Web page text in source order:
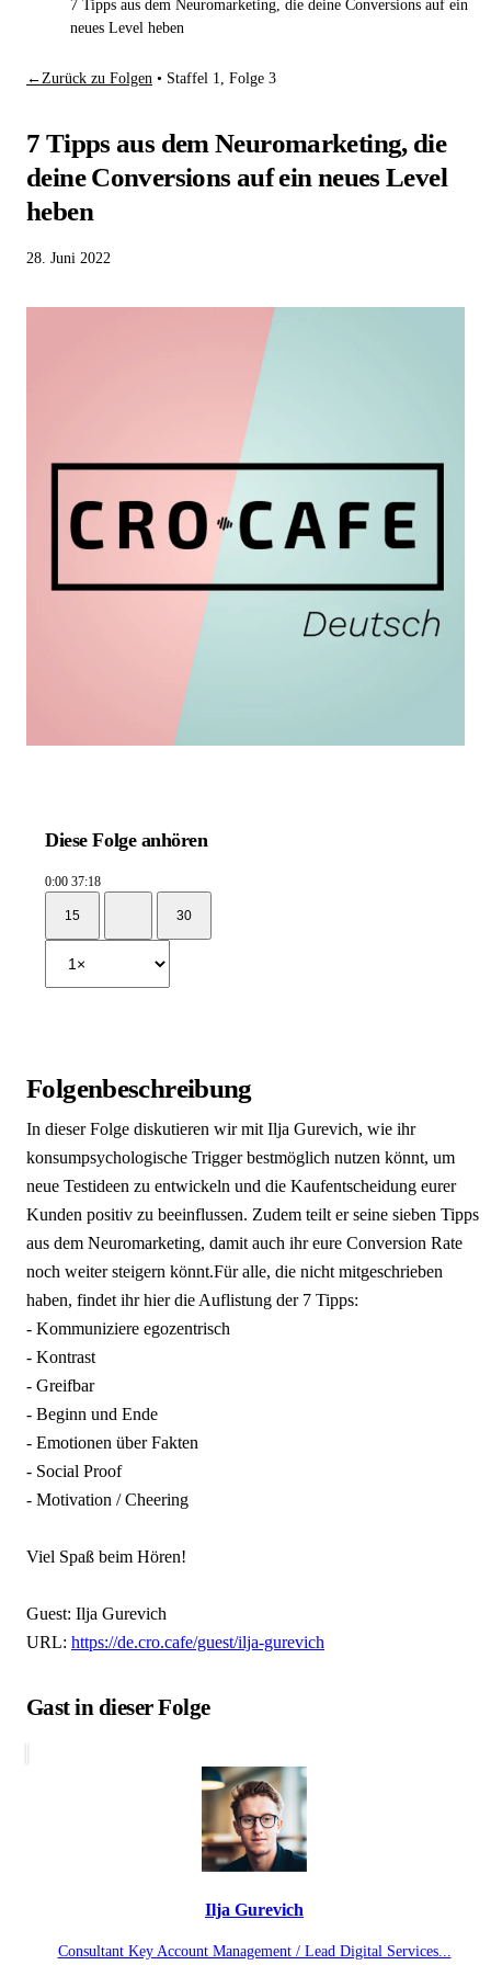
7 Tipps aus dem Neuromarketing, die deine Conversions auf ein
neues Level heben
←Zurück zu Folgen • Staffel 1, Folge 3
7 Tipps aus dem Neuromarketing, die
deine Conversions auf ein neues Level
heben
28. Juni 2022
Diese Folge anhören
0:00 37:18
15 30
Folgenbeschreibung
In dieser Folge diskutieren wir mit Ilja Gurevich, wie ihr
konsumpsychologische Trigger bestmöglich nutzen könnt, um
neue Testideen zu entwickeln und die Kaufentscheidung eurer
Kunden positiv zu beeinflussen. Zudem teilt er seine sieben Tipps
aus dem Neuromarketing, damit auch ihr eure Conversion Rate
noch weiter steigern könnt.Für alle, die nicht mitgeschrieben
haben, findet ihr hier die Auflistung der 7 Tipps:
- Kommuniziere egozentrisch
- Kontrast
- Greifbar
- Beginn und Ende
- Emotionen über Fakten
- Social Proof
- Motivation / Cheering
Viel Spaß beim Hören!
Guest: Ilja Gurevich
URL: https://de.cro.cafe/guest/ilja-gurevich
Gast in dieser Folge
Ilja Gurevich
Consultant Key Account Management / Lead Digital Services...